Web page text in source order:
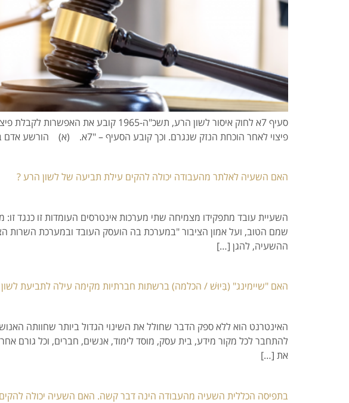
סעיף 7א לחוק איסור לשון הרע,
פיצוי לאחר הוכחת הנזק שנגרם. וכך קובע הסעיף – "7א. (א) הורשע אדם בעבירה לפי חוק זה, רשאי בית המשפט לחייבו לשלם לנפגע פיצוי שלא יעלה על […]
האם השעיה לאלתר מהעבודה יכולה להקים עילת תביעה של לשון הרע ?
השעיית עובד מתפקידו מצמיחה שתי מערכות אינטרסים העומדות זו כנגד
שמם הטוב, ועל אמון הציבור "במערכת בה הועסק העובד ובמערכת השרות
ההשעיה, להגן […]
האם "שיימינג" (בִּיוּשׁ / הכלמה) ברשתות חברתיות מקימה עילה לתביעת
האינטרנט הוא ללא ספק הדבר שחולל את השינוי הגדול ביותר שחוותה
להתחבר לכל מקור מידע, בית עסק, מוסד לימוד, אנשים, חברים, וכל גורם
את […]
בתפיסה הכללית השעיה מהעבודה הינה דבר קשה. האם השעיה יכולה להקים